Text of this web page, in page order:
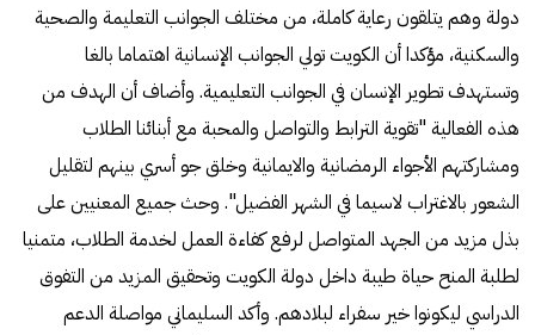
دولة وهم يتلقون رعاية كاملة، من مختلف الجوانب التعليمة والصحية
والسكنية، مؤكدا أن الكويت تولي الجوانب الإنسانية اهتماما بالغا
وتستهدف تطوير الإنسان في الجوانب التعليمية. وأضاف أن الهدف من
هذه الفعالية "تقوية الترابط والتواصل والمحبة مع أبنائنا الطلاب
ومشاركتهم الأجواء الرمضانية والايمانية وخلق جو أسري بينهم لتقليل
الشعور بالاغتراب لاسيما في الشهر الفضيل". وحث جميع المعنيين على
بذل مزيد من الجهد المتواصل لرفع كفاءة العمل لخدمة الطلاب، متمنيا
لطلبة المنح حياة طيبة داخل دولة الكويت وتحقيق المزيد من التفوق
الدراسي ليكونوا خير سفراء لبلادهم. وأكد السليماني مواصلة الدعم